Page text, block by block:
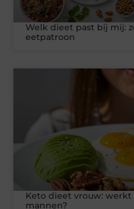
Welk dieet past bij mij:
eetpatroon
Keto dieet vrouw:
mannen?